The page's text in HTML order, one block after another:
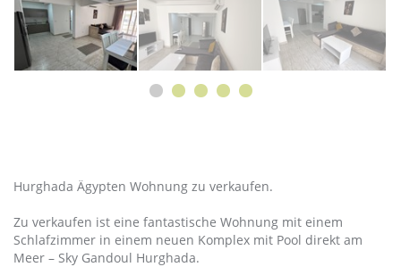
Hurghada Ägypten Wohnung zu verkaufen.
Zu verkaufen ist eine fantastische Wohnung mit einem
Schlafzimmer in einem neuen Komplex mit Pool direkt am
Meer – Sky Gandoul Hurghada.